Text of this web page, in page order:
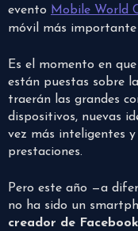
evento Mobile World
móvil más importante
Es el momento en
están puestas sobre
traerán las grandes
dispositivos, nuevas
vez más inteligentes
prestaciones.
Pero este año —a
no ha sido un
creador de